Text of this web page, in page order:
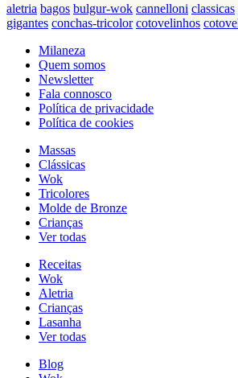
aletria bagos bulgur-wok cannelloni classicas
gigantes conchas-tricolor cotovelinhos
Milaneza
Quem somos
Newsletter
Fala connosco
Política de privacidade
Política de cookies
Massas
Clássicas
Wok
Tricolores
Molde de Bronze
Crianças
Ver todas
Receitas
Wok
Aletria
Crianças
Lasanha
Ver todas
Blog